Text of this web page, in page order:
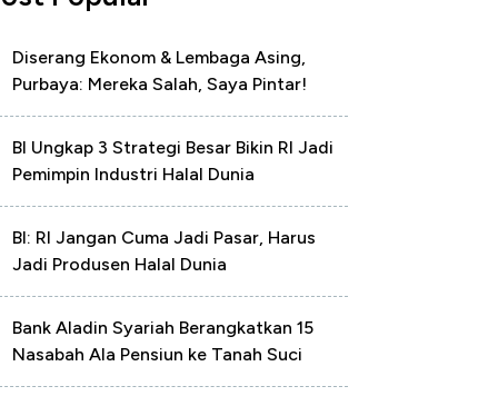
Diserang Ekonom & Lembaga Asing,
Purbaya: Mereka Salah, Saya Pintar!
BI Ungkap 3 Strategi Besar Bikin RI Jadi
Pemimpin Industri Halal Dunia
BI: RI Jangan Cuma Jadi Pasar, Harus
Jadi Produsen Halal Dunia
Bank Aladin Syariah Berangkatkan 15
Nasabah Ala Pensiun ke Tanah Suci